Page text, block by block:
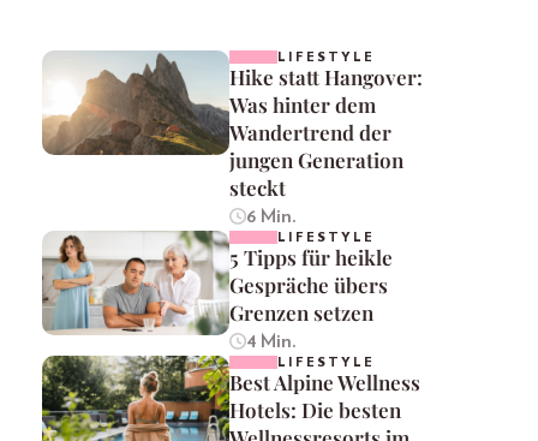
LIFESTYLE
Hike statt Hangover:
Was hinter dem
Wandertrend der
jungen Generation
steckt
6 Min.
LIFESTYLE
5 Tipps für heikle
Gespräche übers
Grenzen setzen
4 Min.
LIFESTYLE
Best Alpine Wellness
Hotels: Die besten